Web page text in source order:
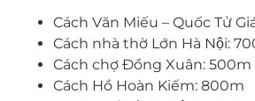
Cách Văn Miếu – Quốc Tử
Cách nhà thờ Lớn Hà Nội:
Cách chợ Đồng Xuân: 500m
Cách Hồ Hoàn Kiếm: 800m